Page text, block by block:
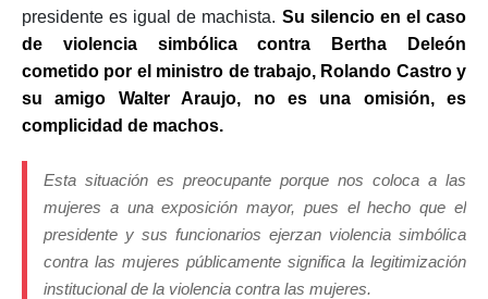
presidente es igual de machista. Su silencio en el caso
de violencia simbólica contra Bertha Deleón
cometido por el ministro de trabajo, Rolando Castro y
su amigo Walter Araujo, no es una omisión, es
complicidad de machos.
Esta situación es preocupante porque nos coloca a las
mujeres a una exposición mayor, pues el hecho que el
presidente y sus funcionarios ejerzan violencia simbólica
contra las mujeres públicamente significa la legitimización
institucional de la violencia contra las mujeres.